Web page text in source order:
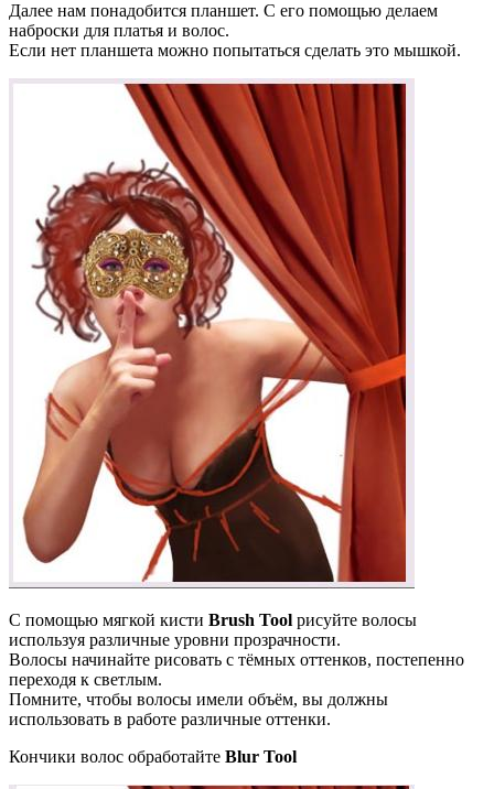
Далее нам понадобится планшет. С его помощью делаем
наброски для платья и волос.
Если нет планшета можно попытаться сделать это мышкой.
С помощью мягкой кисти Brush Tool рисуйте волосы
используя различные уровни прозрачности.
Волосы начинайте рисовать с тёмных оттенков, постепенно
переходя к светлым.
Помните, чтобы волосы имели объём, вы должны
использовать в работе различные оттенки.
Кончики волос обработайте Blur Tool